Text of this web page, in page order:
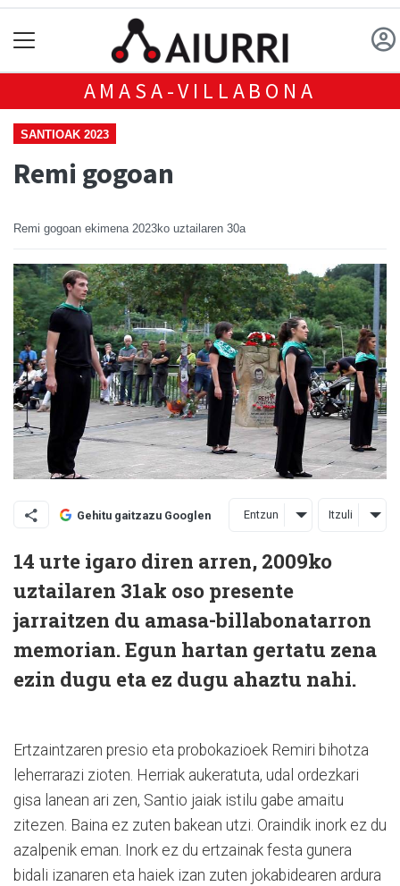
AMASA-VILLABONA
SANTIOAK 2023
Remi gogoan
Remi gogoan ekimena 2023ko uztailaren 30a
Gehitu gaitzazu Googlen Entzun Itzuli
14 urte igaro diren arren, 2009ko
uztailaren 31ak oso presente
jarraitzen du amasa-billabonatarron
memorian. Egun hartan gertatu zena
ezin dugu eta ez dugu ahaztu nahi.
Ertzaintzaren presio eta probokazioek Remiri bihotza
leherrarazi zioten. Herriak aukeratuta, udal ordezkari
gisa lanean ari zen, Santio jaiak istilu gabe amaitu
zitezen. Baina ez zuten bakean utzi. Oraindik inork ez du
azalpenik eman. Inork ez du ertzainak festa gunera
bidali izanaren eta haiek izan zuten jokabidearen ardura